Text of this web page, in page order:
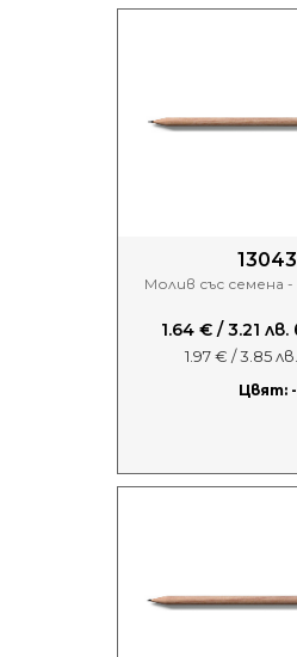
13043
Молив със семена
1.64 € / 3.21
1.97 € / 3.85
Цвят: -